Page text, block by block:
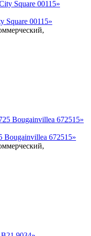
Square 00115»
Bougainvillea 672515»